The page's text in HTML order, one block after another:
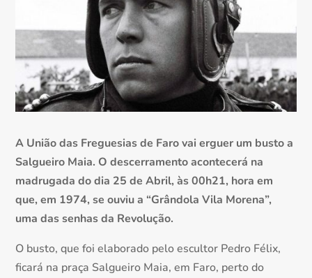
A União das Freguesias de Faro vai erguer um busto a
Salgueiro Maia. O descerramento acontecerá na
madrugada do dia 25 de Abril, às 00h21, hora em
que, em 1974, se ouviu a “Grândola Vila Morena”,
uma das senhas da Revolução.
O busto, que foi elaborado pelo escultor Pedro Félix,
ficará na praça Salgueiro Maia, em Faro, perto do